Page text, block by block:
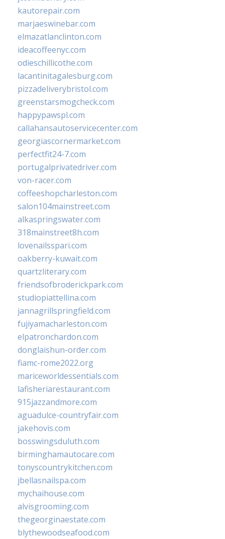
kautorepair.com
marjaeswinebar.com
elmazatlanclinton.com
ideacoffeenyc.com
odieschillicothe.com
lacantinitagalesburg.com
pizzadeliverybristol.com
greenstarsmogcheck.com
happypawspl.com
callahansautoservicecenter.com
georgiascornermarket.com
perfectfit24-7.com
portugalprivatedriver.com
von-racer.com
coffeeshopcharleston.com
salon104mainstreet.com
alkaspringswater.com
318mainstreet8h.com
lovenailsspari.com
oakberry-kuwait.com
quartzliterary.com
friendsofbroderickpark.com
studiopiattellina.com
jannagrillspringfield.com
fujiyamacharleston.com
elpatronchardon.com
donglaishun-order.com
fiamc-rome2022.org
mariceworldessentials.com
lafisheriarestaurant.com
915jazzandmore.com
aguadulce-countryfair.com
jakehovis.com
bosswingsduluth.com
birminghamautocare.com
tonyscountrykitchen.com
jbellasnailspa.com
mychaihouse.com
alvisgrooming.com
thegeorginaestate.com
blythewoodseafood.com